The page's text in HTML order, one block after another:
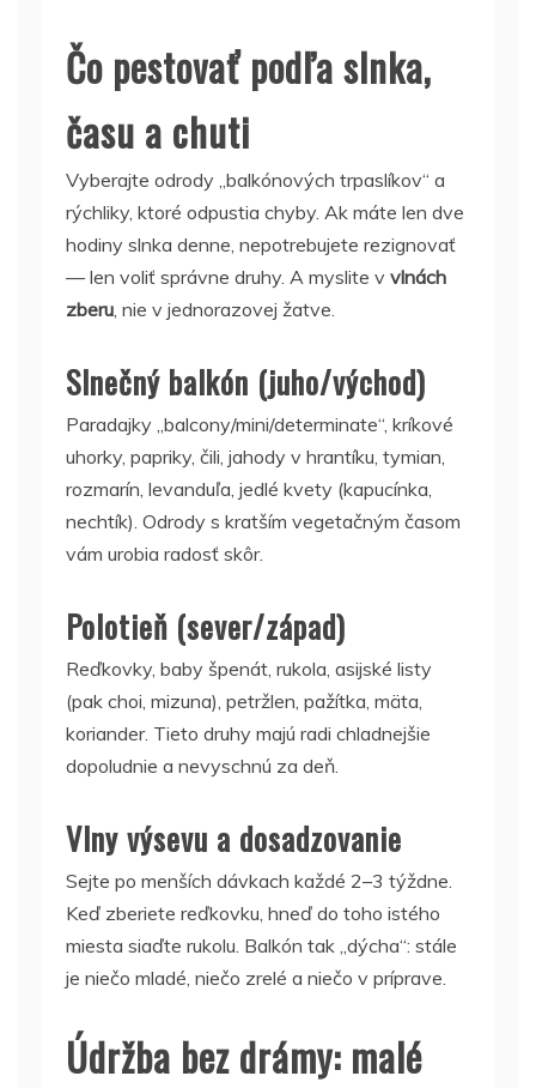
Čo pestovať podľa slnka,
času a chuti
Vyberajte odrody „balkónových trpaslíkov“ a
rýchliky, ktoré odpustia chyby. Ak máte len dve
hodiny slnka denne, nepotrebujete rezignovať
— len voliť správne druhy. A myslite v vlnách
zberu, nie v jednorazovej žatve.
Slnečný balkón (juho/východ)
Paradajky „balcony/mini/determinate“, kríkové
uhorky, papriky, čili, jahody v hrantíku, tymian,
rozmarín, levanduľa, jedlé kvety (kapucínka,
nechtík). Odrody s kratším vegetačným časom
vám urobia radosť skôr.
Polotieň (sever/západ)
Reďkovky, baby špenát, rukola, asijské listy
(pak choi, mizuna), petržlen, pažítka, mäta,
koriander. Tieto druhy majú radi chladnejšie
dopoludnie a nevyschnú za deň.
Vlny výsevu a dosadzovanie
Sejte po menších dávkach každé 2–3 týždne.
Keď zberiete reďkovku, hneď do toho istého
miesta siaďte rukolu. Balkón tak „dýcha“: stále
je niečo mladé, niečo zrelé a niečo v príprave.
Údržba bez drámy: malé